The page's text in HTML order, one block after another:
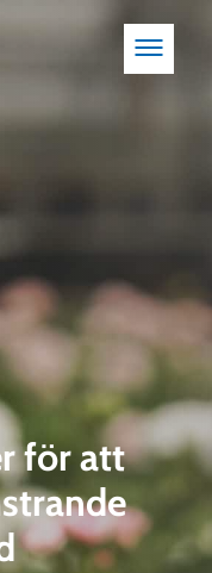
för att